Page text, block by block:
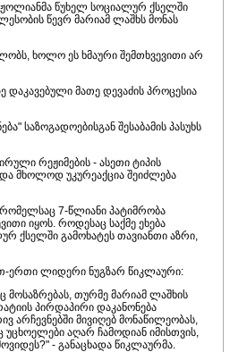
წუხელ სოციალურ ქსელში
წევრ მარიამ ლაშხს მონას
ხოლო ეს ხმაური შემთხვევითი არ
დაკავებული მათე დევაძის პროცესია
საზოგადოებისგან შესაბამის პასუხს
რეჟიმების - ასეთი ტიპის
მხოლოდ უკურეაქცია შეიძლება
7-წლიანი პატიმრობა
იყოს. როდესაც საქმე ეხება
ქსელში გამოხატეს თავიანთი აზრი,
ერთი ლიდერი ნუგზარ წიკლაური:
მოსაზრებას, თურმე მარიამ ლაშხის
პირდაპირი დაკანონება
არჩევნებში მივიღებ მონაწილეობას,
აღარ ჩამოდიან იმისთვის,
- განაცხადა წიკლაურმა.